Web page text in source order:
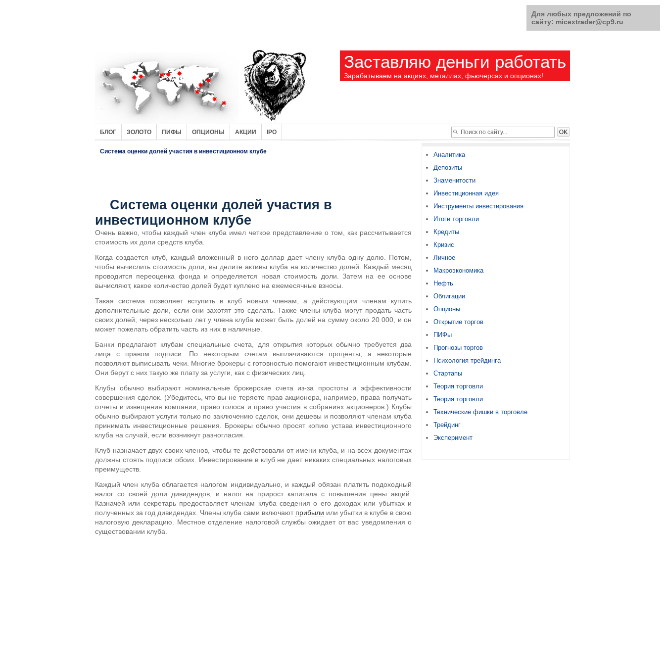
Заставляю деньги работать
Зарабатываем на акциях, металлах, фьючерсах и опционах!
БЛОГ ЗОЛОТО ПИФЫ ОПЦИОНЫ АКЦИИ IPO
Система оценки долей участия в инвестиционном клубе
Система оценки долей участия в
инвестиционном клубе
Очень важно, чтобы каждый член клуба имел четкое представление о том, как рассчитывается
стоимость их доли средств клуба.
Когда создается клуб, каждый вложенный в него доллар дает члену клуба одну долю. Потом,
чтобы вычислить стоимость доли, вы делите активы клуба на количество долей. Каждый месяц
проводится переоценка фонда и определяется новая стоимость доли. Затем на ее основе
вычисляют, какое количество долей будет куплено на ежемесячные взносы.
Такая система позволяет вступить в клуб новым членам, а действующим членам купить
дополнительные доли, если они захотят это сделать. Также члены клуба могут продать часть
своих долей; через несколько лет у члена клуба может быть долей на сумму около 20 000, и он
может пожелать обратить часть из них в наличные.
Банки предлагают клубам специальные счета, для открытия которых обычно требуется два
лица с правом подписи. По некоторым счетам выплачиваются проценты, а некоторые
позволяют выписывать чеки. Многие брокеры с готовностью помогают инвестиционным клубам.
Они берут с них такую же плату за услуги, как с физических лиц.
Клубы обычно выбирают номинальные брокерские счета из-за простоты и эффективности
совершения сделок. (Убедитесь, что вы не теряете прав акционера, например, права получать
отчеты и извещения компании, право голоса и право участия в собраниях акционеров.) Клубы
обычно выбирают услуги только по заключению сделок, они дешевы и позволяют членам клуба
принимать инвестиционные решения. Брокеры обычно просят копию устава инвестиционного
клуба на случай, если возникнут разногласия.
Клуб назначает двух своих членов, чтобы те действовали от имени клуба, и на всех документах
должны стоять подписи обоих. Инвестирование в клуб не дает никаких специальных налоговых
преимуществ.
Каждый член клуба облагается налогом индивидуально, и каждый обязан платить подоходный
налог со своей доли дивидендов, и налог на прирост капитала с повышения цены акций.
Казначей или секретарь предоставляет членам клуба сведения о его доходах или убытках и
полученных за год дивидендах. Члены клуба сами включают прибыли или убытки в клубе в свою
налоговую декларацию. Местное отделение налоговой службы ожидает от вас уведомления о
существовании клуба.
Аналитика
Депозиты
Знаменитости
Инвестиционная идея
Инструменты инвестирования
Итоги торговли
Кредиты
Кризис
Личное
Макроэкономика
Нефть
Облигации
Опционы
Открытие торгов
ПИФы
Прогнозы торгов
Психология трейдинга
Стартапы
Теория торговли
Теория торговли
Технические фишки в торговле
Трейдинг
Эксперимент
Для любых предложений по
сайту: micextrader@cp9.ru